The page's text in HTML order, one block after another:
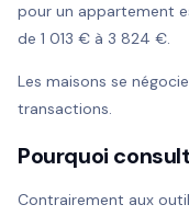
pour un appartement
de 1 013 € à 3 824 €.
Les maisons se
transactions.
Pourquoi
Contrairement aux